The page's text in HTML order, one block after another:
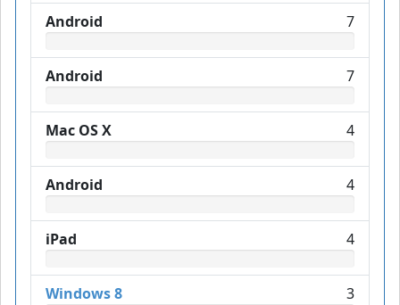
Android 7
Android 7
Mac OS X 4
Android 4
iPad 4
Windows 8 3